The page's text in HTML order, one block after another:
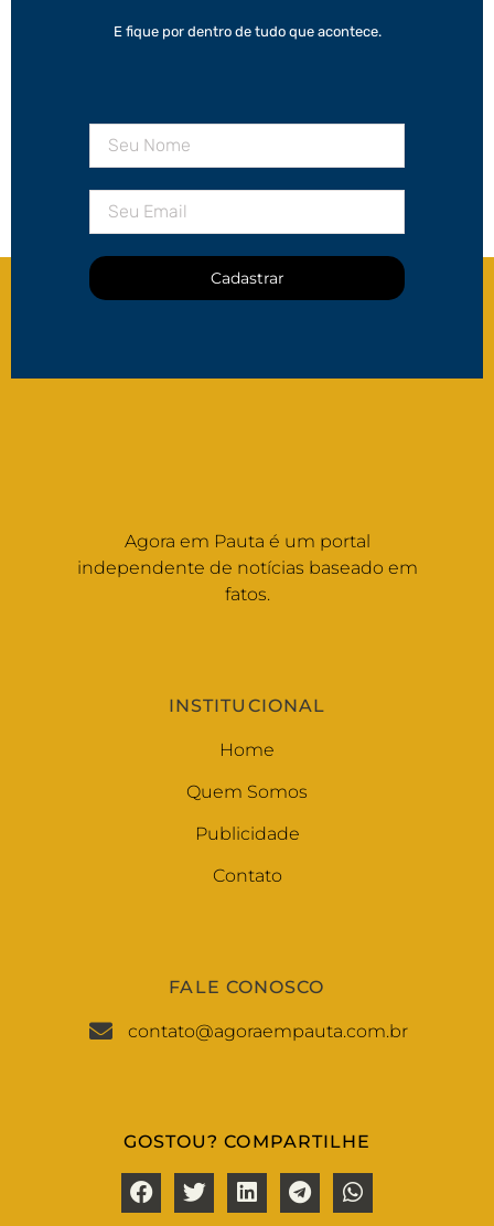
E fique por dentro de tudo que acontece.
Cadastrar
Agora em Pauta é um portal
independente de notícias baseado em
fatos.
INSTITUCIONAL
Home
Quem Somos
Publicidade
Contato
FALE CONOSCO
contato@agoraempauta.com.br
GOSTOU? COMPARTILHE